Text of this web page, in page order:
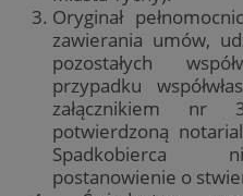
Oryginał
zawierania umów,
pozostałych
przypadku
załącznikiem
potwierdzoną
Spadkobierca
postanowienie o